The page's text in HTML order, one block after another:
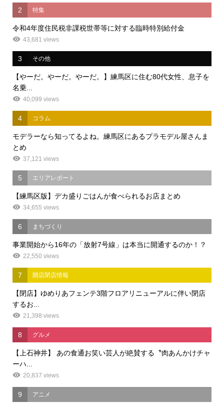
2 特集
令和4年度住民税非課税世帯等に対する臨時特別給付金
43,681 views
3 その他
【やーだ。やーだ。やーだ。】練馬区に住む80代女性、息子を
名乗...
40,099 views
4 コラム
モデラーなら知ってるよね。練馬区にあるプラモデル屋さんま
とめ
37,121 views
5 エリアレポート
【練馬区版】デカ盛りごはんが食べられるお店まとめ
34,655 views
6 まちづくり
事業開始から16年の「放射7号線」は本当に開通するのか！？
22,550 views
7 開店閉店情報
【閉店】ゆめりあフェンテ3階フロアリニューアルに伴い閉店
するお...
21,398 views
8 グルメ
【上石神井】 あの食通お笑い芸人が絶賛する〝肉あんかけチャ
ーハ...
20,837 views
9 アニメ